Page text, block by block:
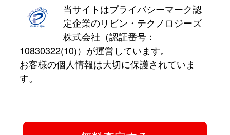
当サイトはプライバシーマーク認
定企業のリビン・テクノロジーズ
株式会社（認証番号：
10830322(10)）が運営しています。
お客様の個人情報は大切に保護されていま
す。